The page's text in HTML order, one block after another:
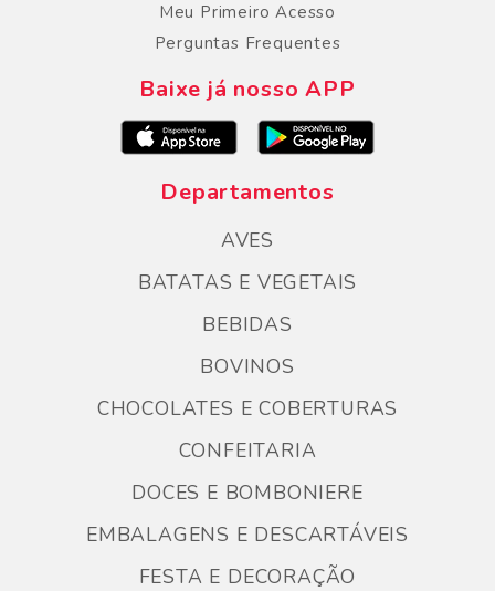
Meu Primeiro Acesso
Perguntas Frequentes
Baixe já nosso APP
Departamentos
AVES
BATATAS E VEGETAIS
BEBIDAS
BOVINOS
CHOCOLATES E COBERTURAS
CONFEITARIA
DOCES E BOMBONIERE
EMBALAGENS E DESCARTÁVEIS
FESTA E DECORAÇÃO